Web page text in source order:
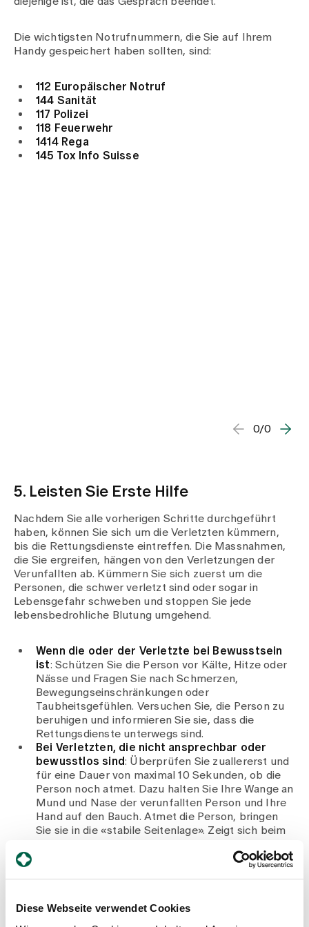
Diese Webseite verwendet Cookies
Die wichtigsten Notrufnummern, die Sie auf Ihrem
Handy gespeichert haben sollten, sind:
112 Europäischer Notruf
144 Sanität
117 Polizei
118 Feuerwehr
1414 Rega
145 Tox Info Suisse
0/0
5. Leisten Sie Erste Hilfe
Nachdem Sie alle vorherigen Schritte durchgeführt
haben, können Sie sich um die Verletzten kümmern,
bis die Rettungsdienste eintreffen. Die Massnahmen,
die Sie ergreifen, hängen von den Verletzungen der
Verunfallten ab. Kümmern Sie sich zuerst um die
Personen, die schwer verletzt sind oder sogar in
Lebensgefahr schweben und stoppen Sie jede
lebensbedrohliche Blutung umgehend.
Wenn die oder der Verletzte bei Bewusstsein
ist: Schützen Sie die Person vor Kälte, Hitze oder
Nässe und Fragen Sie nach Schmerzen,
Bewegungseinschränkungen oder
Taubheitsgefühlen. Versuchen Sie, die Person zu
beruhigen und informieren Sie sie, dass die
Rettungsdienste unterwegs sind.
Bei Verletzten, die nicht ansprechbar oder
bewusstlos sind: Überprüfen Sie zuallererst und
für eine Dauer von maximal 10 Sekunden, ob die
Person noch atmet. Dazu halten Sie Ihre Wange an
Mund und Nase der verunfallten Person und Ihre
Hand auf den Bauch. Atmet die Person, bringen
Sie sie in die «stabile Seitenlage». Zeigt sich beim
Herzdruckmassage über. Starten Sie mit 30
(30x drücken, 2x beatmen) – hören Sie nicht auf,